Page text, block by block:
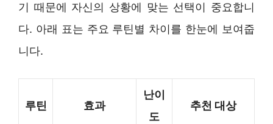
기 때문에 자신의 상황에 맞는 선택이 중요합니
다. 아래 표는 주요 루틴별 차이를 한눈에 보여줍
니다.
루틴 효과
난이
도
추천 대상